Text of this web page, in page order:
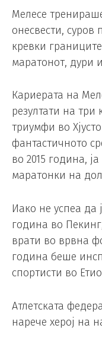
Мелесе
онесвести, суров
кревки
маратонот, дури
Кариерата на
резултати на три
триумфи во
фантастичното
во 2015 година,
маратонки на
Иако не успеа да
година во
врати во врвна
година беше
спортисти во
Атлетската
нарече херој на